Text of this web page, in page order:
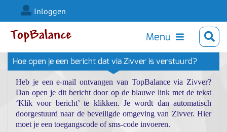
Inloggen
Menu
Hoe open je een bericht dat via Zivver is verstuurd?
Heb je een e-mail ontvangen van TopBalance via Zivver?
Dan open je dit bericht door op de blauwe link met de tekst
‘Klik voor bericht’ te klikken. Je wordt dan automatisch
doorgestuurd naar de beveiligde omgeving van Zivver. Hier
moet je een toegangscode of sms-code invoeren.